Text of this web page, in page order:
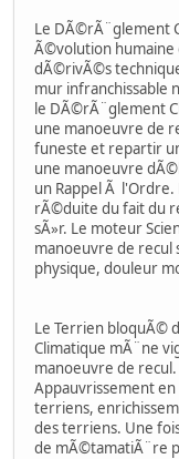
Le DÃ©rÃ¨glement
Ã©volution humaine
dÃ©rivÃ©s
mur infranchissable
le DÃ©rÃ¨glement
une manoeuvre de
funeste et repartir
une manoeuvre
un Rappel Ã
rÃ©duite du fait du
sÃ»r. Le moteur
manoeuvre de recul
physique, douleur
Le Terrien bloquÃ©
Climatique mÃ¨ne
manoeuvre de
Appauvrissement
terriens,
des terriens. Une
de mÃ©tamatiÃ¨re